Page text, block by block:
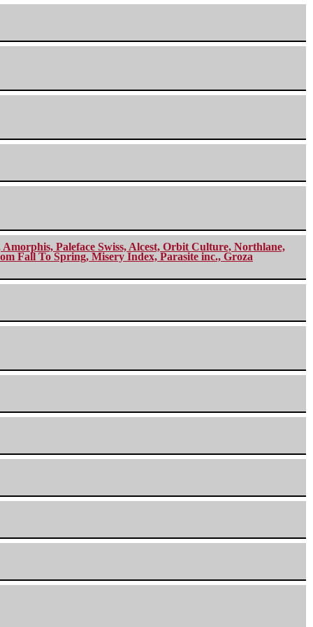
Paleface Swiss, Alcest, Orbit Culture, Northlane,
Fall To Spring, Misery Index, Parasite inc., Groza